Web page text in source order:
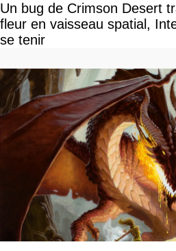
Un bug de Crimson Desert
fleur en vaisseau spatial,
se tenir